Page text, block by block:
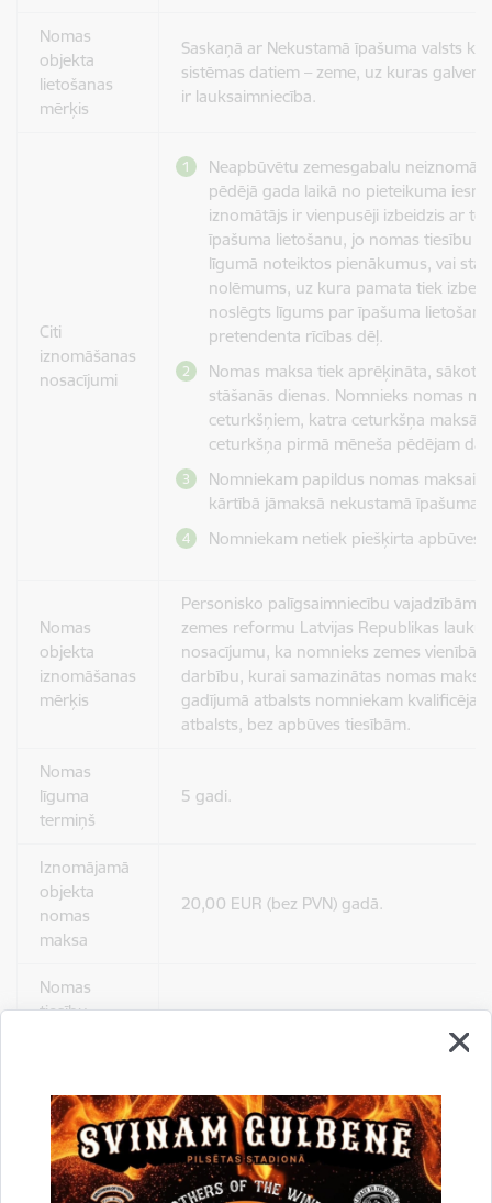
Nomas
objekta
lietošanas
mērķis
Saskaņā ar Nekustamā īpašuma valsts
sistēmas datiem – zeme, uz kuras
ir lauksaimniecība.
Citi
iznomāšanas
nosacījumi
Neapbūvētu zemesgabalu neiznomā
pēdējā gada laikā no pieteikuma
iznomātājs ir vienpusēji izbeidzis ar
īpašuma lietošanu, jo nomas tiesību
līgumā noteiktos pienākumus, vai
nolēmums, uz kura pamata tiek
noslēgts līgums par īpašuma
pretendenta rīcības dēļ.
Nomas maksa tiek aprēķināta, sākot
stāšanās dienas. Nomnieks nomas
ceturkšņiem, katra ceturkšņa
ceturkšņa pirmā mēneša pēdējam
Nomniekam papildus nomas maksai
kārtībā jāmaksā nekustamā īpašuma
Nomniekam netiek piešķirta apbūves
Nomas
objekta
iznomāšanas
mērķis
Personisko palīgsaimniecību vajadzībām
zemes reformu Latvijas Republikas lauku
nosacījumu, ka nomnieks zemes vienībā
darbību, kurai samazinātas nomas
gadījumā atbalsts nomniekam
atbalsts, bez apbūves tiesībām.
Nomas
līguma
termiņš
5 gadi.
Iznomājamā
objekta
nomas
maksa
20,00 EUR (bez PVN) gadā.
Nomas
tiesību
Iznomājamā
objekta
apskates
Nomas objekta teritorija ir brīvi pieejama
Kontaktpersona par objekta teritorijas
Galgauskas, Jaungulbenes un Līgo